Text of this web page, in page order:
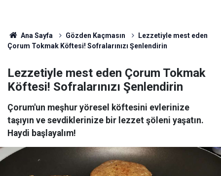
Ana Sayfa Gözden Kaçmasın
Lezzetiyle mest eden
Çorum Tokmak Köftesi! Sofralarınızı Şenlendirin
Lezzetiyle mest eden Çorum Tokmak
Köftesi! Sofralarınızı Şenlendirin
Çorum'un meşhur yöresel köftesini evlerinize
taşıyın ve sevdiklerinize bir lezzet şöleni yaşatın.
Haydi başlayalım!